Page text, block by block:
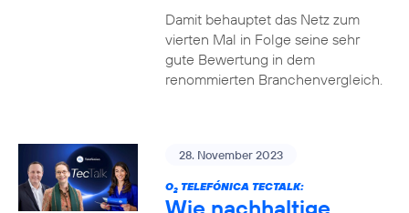
Damit behauptet das Netz zum
vierten Mal in Folge seine sehr
gute Bewertung in dem
renommierten Branchenvergleich.
28. November 2023
O2TELEFÓNICA TECTALK:
Wie nachhaltige